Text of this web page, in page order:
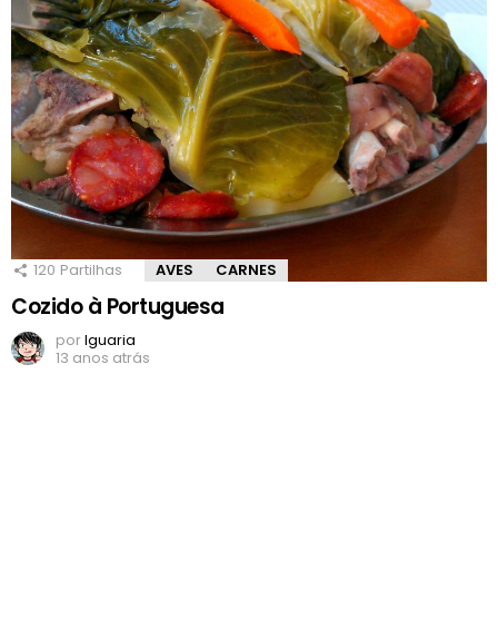
120 Partilhas AVES CARNES
Cozido à Portuguesa
porIguaria
13 anos atrás